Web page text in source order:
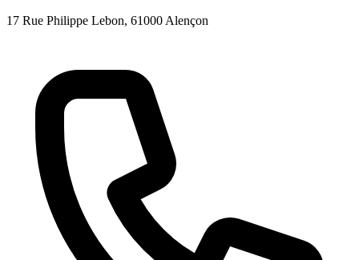
17 Rue Philippe Lebon, 61000 Alençon